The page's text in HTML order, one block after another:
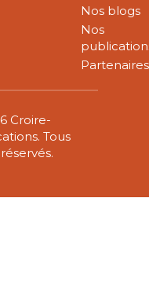
Nos blogs
Nos
Partenaires
Croire-
Tous